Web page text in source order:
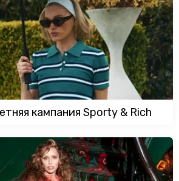
кампания Sporty & Rich